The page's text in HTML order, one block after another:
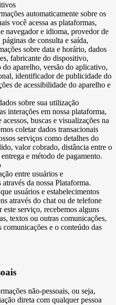
automaticamente sobre os
você acessa as plataformas,
navegador e idioma, provedor de
de consulta e saída,
sobre data e horário, dados
fabricante do dispositivo,
do aparelho, versão do aplicativo,
identificador de publicidade do
de acessibilidade do aparelho e
sobre sua utilização
interações em nossa plataforma,
buscas e visualizações na
coletar dados transacionais
serviços como detalhes do
valor cobrado, distância entre o
e método de pagamento.
entre usuários e
da nossa Plataforma.
usuários e estabelecimentos
através do chat ou de telefone
este serviço, recebemos alguns
textos ou outras comunicações,
e o conteúdo das
não-pessoais, ou seja,
direta com qualquer pessoa